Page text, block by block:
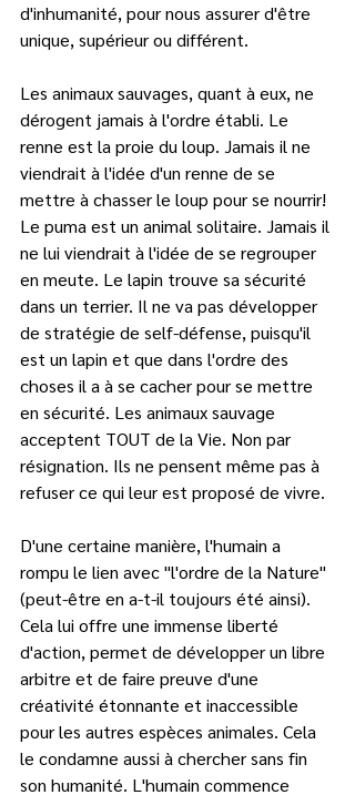
d'inhumanité, pour nous assurer d'être
unique, supérieur ou différent.
Les animaux sauvages, quant à eux, ne
dérogent jamais à l'ordre établi. Le
renne est la proie du loup. Jamais il ne
viendrait à l'idée d'un renne de se
mettre à chasser le loup pour se nourrir!
Le puma est un animal solitaire. Jamais il
ne lui viendrait à l'idée de se regrouper
en meute. Le lapin trouve sa sécurité
dans un terrier. Il ne va pas développer
de stratégie de self-défense, puisqu'il
est un lapin et que dans l'ordre des
choses il a à se cacher pour se mettre
en sécurité. Les animaux sauvage
acceptent TOUT de la Vie. Non par
résignation. Ils ne pensent même pas à
refuser ce qui leur est proposé de vivre.
D'une certaine manière, l'humain a
rompu le lien avec "l'ordre de la Nature"
(peut-être en a-t-il toujours été ainsi).
Cela lui offre une immense liberté
d'action, permet de développer un libre
arbitre et de faire preuve d'une
créativité étonnante et inaccessible
pour les autres espèces animales. Cela
le condamne aussi à chercher sans fin
son humanité. L'humain commence